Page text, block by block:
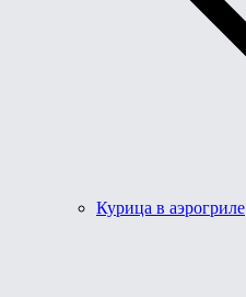
Курица в аэрогриле